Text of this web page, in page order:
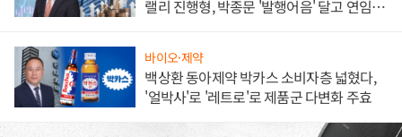
랠리 진행형, 박종문 '발행어음' 달고 연임 향
바이오·제약
백상환 동아제약 박카스 소비자층 넓혔다,
'얼박사'로 '레트로'로 제품군 다변화 주효